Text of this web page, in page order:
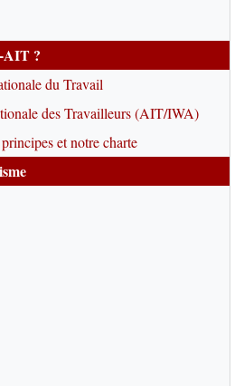
AIT ?
du Travail
des Travailleurs (AIT/IWA)
et notre charte